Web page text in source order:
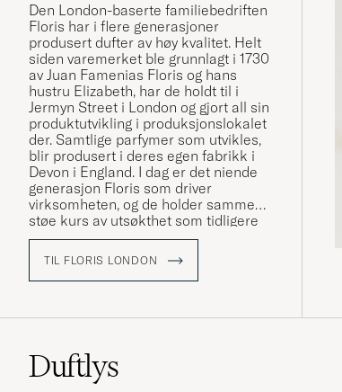
Den London-baserte familiebedriften
Floris har i flere generasjoner
produsert dufter av høy kvalitet. Helt
siden varemerket ble grunnlagt i 1730
av Juan Famenias Floris og hans
hustru Elizabeth, har de holdt til i
Jermyn Street i London og gjort all sin
produktutvikling i produksjonslokalet
der. Samtlige parfymer som utvikles,
blir produsert i deres egen fabrikk i
Devon i England. I dag er det niende
generasjon Floris som driver
virksomheten, og de holder samme
støe kurs av utsøkthet som tidligere
generasjoner har staket ut.
TIL FLORIS LONDON
Duftlys